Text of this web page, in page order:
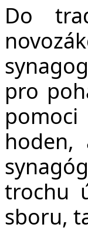
Do
pro
trochu
sboru,